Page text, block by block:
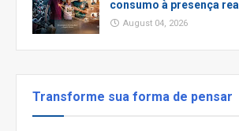
consumo à presença real
August 04, 2026
Transforme sua forma de pensar